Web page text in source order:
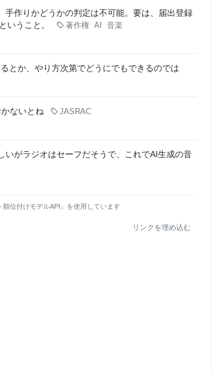
手作りかどうかの判定は不可能。要は、届出登録
いうこと。
著作権 AI 音楽
とか、やり方次第でどうにでもできるのでは
ないとね JASRAC
いがラジオはセーフだそうで、これでAI生成の音
位付けモデルAPI」を使用しています
リンクを埋め込む